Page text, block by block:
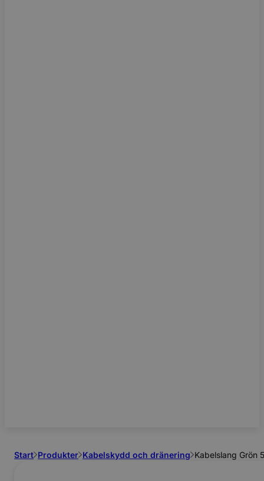
Start Produkter Kabelskydd och dränering Kabelslang Grön